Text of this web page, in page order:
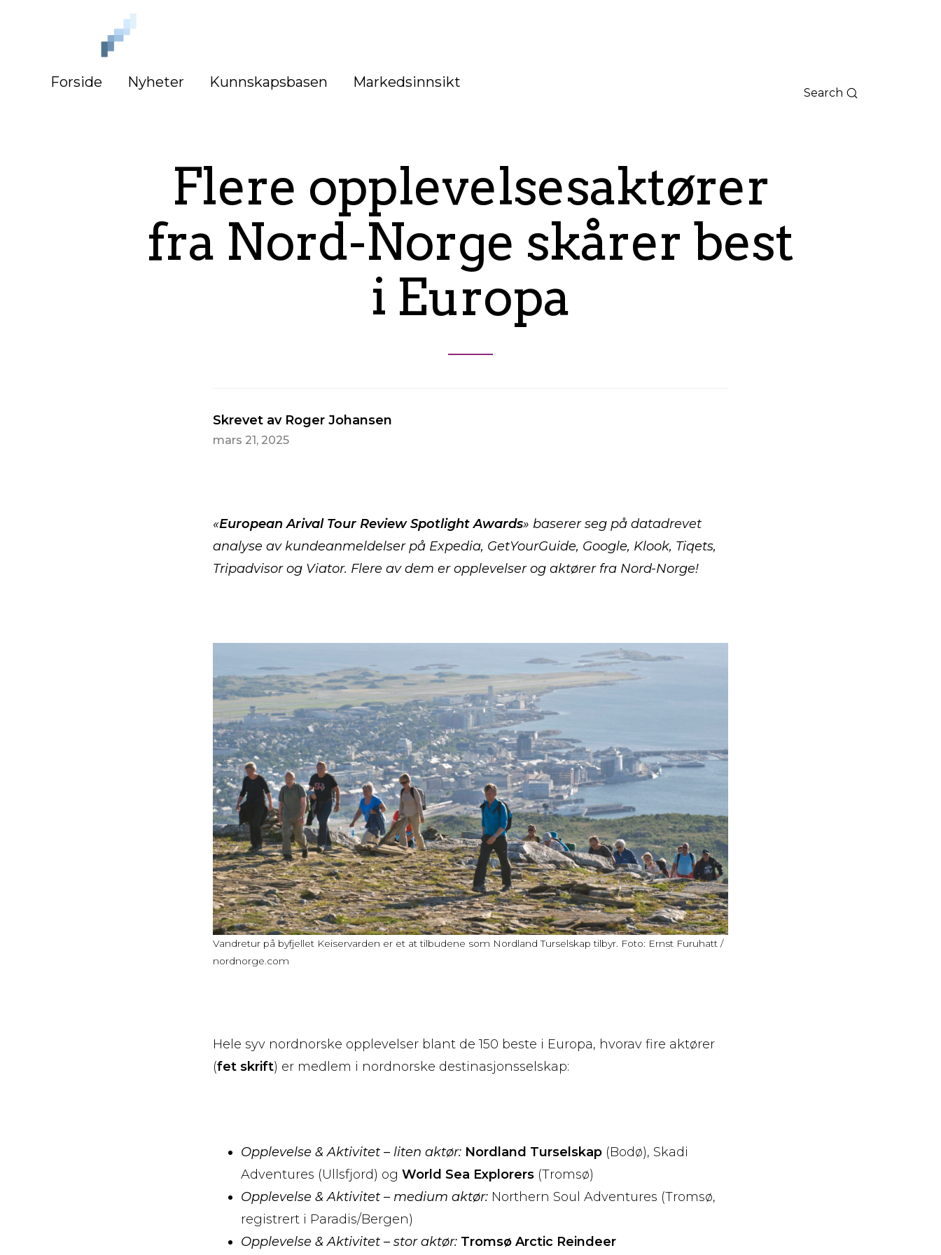
Nord
Norge
Forside Nyheter Kunnskapsbasen Markedsinnsikt
Search
Flere opplevelsesaktører
fra Nord-Norge skårer best
i Europa
Skrevet av Roger Johansen
mars 21, 2025
«European Arival Tour Review Spotlight Awards» baserer seg på datadrevet
analyse av kundeanmeldelser på Expedia, GetYourGuide, Google, Klook, Tiqets,
Tripadvisor og Viator. Flere av dem er opplevelser og aktører fra Nord-Norge!
Vandretur på byfjellet Keiservarden er et at tilbudene som Nordland Turselskap tilbyr. Foto: Ernst Furuhatt /
nordnorge.com
Hele syv nordnorske opplevelser blant de 150 beste i Europa, hvorav fire aktører
(fet skrift) er medlem i nordnorske destinasjonsselskap:
Opplevelse & Aktivitet – liten aktør: Nordland Turselskap (Bodø), Skadi
Adventures (Ullsfjord) og World Sea Explorers (Tromsø)
Opplevelse & Aktivitet – medium aktør: Northern Soul Adventures (Tromsø,
registrert i Paradis/Bergen)
Opplevelse & Aktivitet – stor aktør: Tromsø Arctic Reindeer